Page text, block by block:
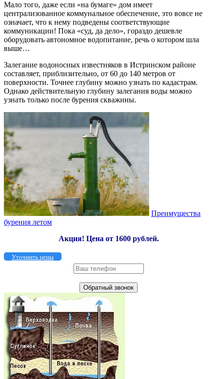
Мало того, даже если «на бумаге» дом имеет
централизованное коммунальное обеспечение, это вовсе не
означает, что к нему подведены соответствующие
коммуникации! Пока «суд, да дело», гораздо дешевле
оборудовать автономное водопитание, речь о котором шла
выше…
Залегание водоносных известняков в Истринском районе
составляет, приблизительно, от 60 до 140 метров от
поверхности. Точнее глубину можно узнать по кадастрам.
Однако действительную глубину залегания воды можно
узнать только после бурения скважины.
Преимущества
бурения летом
Акция! Цена от 1600 рублей.
Уточнить цены